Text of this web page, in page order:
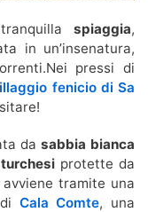
spiaggia,
in un’insenatura,
pressi di
fenicio di Sa
da sabbia bianca
protette da
avviene tramite una
Cala Comte, una